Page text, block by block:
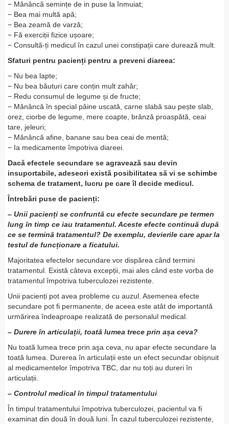
− Mănâncă semințe de in puse la înmuiat;
− Bea mai multă apă;
− Bea zeamă de varză;
− Fă exerciții fizice ușoare;
− Consultă-ți medicul în cazul unei constipații care durează mult.
Sfaturi pentru pacienți pentru a preveni diareea:
− Nu bea lapte;
− Nu bea băuturi care conțin mult zahăr;
− Redu consumul de legume și de fructe;
− Mănâncă în special pâine uscată, carne slabă sau pește slab,
orez, ciorbe de legume, mere coapte, brânză proaspătă, ceai
tare, jeleuri;
− Mănâncă afine, banane sau bea ceai de mentă;
− Ia medicamente împotriva diareei.
Dacă efectele secundare se agravează sau devin
insuportabile, adeseori există posibilitatea să vi se schimbe
schema de tratament, lucru pe care îl decide medicul.
Întrebări puse de pacienți:
– Unii pacienți se confruntă cu efecte secundare pe termen
lung în timp ce iau tratamentul. Aceste efecte continuă după
ce se termină tratamentul? De exemplu, devierile care apar la
testul de funcționare a ficatului.
Majoritatea efectelor secundare vor dispărea când termini
tratamentul. Există câteva excepții, mai ales când este vorba de
tratamentul împotriva tuberculozei rezistente.
Unii pacienți pot avea probleme cu auzul. Asemenea efecte
secundare pot fi permanente, de aceea este atât de importantă
urmărirea îndeaproape realizată de personalul medical.
– Durere în articulații, toată lumea trece prin așa ceva?
Nu toată lumea trece prin aşa ceva, nu apar efecte secundare la
toată lumea. Durerea în articulații este un efect secundar obișnuit
al medicamentelor împotriva TBC, dar nu toți au dureri în
articulații.
– Controlul medical în timpul tratamentului
În timpul tratamentului împotriva tuberculozei, pacientul va fi
examinat din două în două luni. În cazul tuberculozei rezistente,